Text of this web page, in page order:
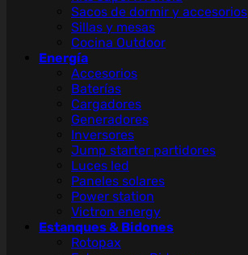
Sacos de dormir y accesorios
Sillas y mesas
Cocina Outdoor
Energía
Accesorios
Baterías
Cargadores
Generadores
Inversores
Jump starter partidores
Luces led
Paneles solares
Power station
Victron energy
Estanques & Bidones
Rotopax